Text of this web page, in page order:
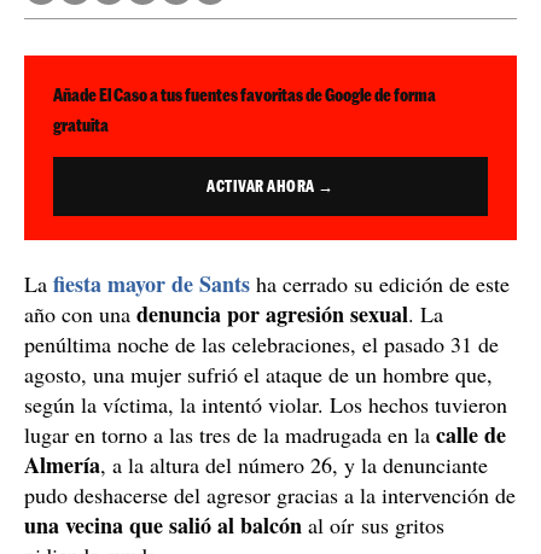
Añade El Caso a tus fuentes favoritas de Google de forma
gratuita
ACTIVAR AHORA →
La fiesta mayor de Sants ha cerrado su edición de este
año con una denuncia por agresión sexual. La
penúltima noche de las celebraciones, el pasado 31 de
agosto, una mujer sufrió el ataque de un hombre que,
según la víctima, la intentó violar. Los hechos tuvieron
lugar en torno a las tres de la madrugada en la calle de
Almería, a la altura del número 26, y la denunciante
pudo deshacerse del agresor gracias a la intervención de
una vecina que salió al balcón al oír sus gritos